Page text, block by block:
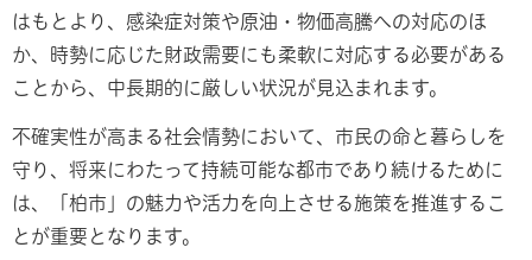
はもとより、感染症対策や原油・物価高騰への対応のほ
か、時勢に応じた財政需要にも柔軟に対応する必要がある
ことから、中長期的に厳しい状況が見込まれます。
不確実性が高まる社会情勢において、市民の命と暮らしを
守り、将来にわたって持続可能な都市であり続けるために
は、「柏市」の魅力や活力を向上させる施策を推進するこ
とが重要となります。